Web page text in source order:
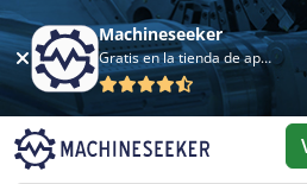
Machineseeker
Gratis en la tienda de aplicaciones